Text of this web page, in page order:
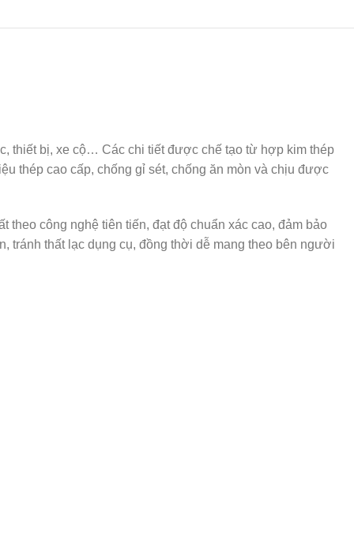
thiết bị, xe cộ… Các chi tiết được chế tạo từ hợp kim thép
thép cao cấp, chống gỉ sét, chống ăn mòn và chịu được
theo công nghệ tiên tiến, đạt độ chuẩn xác cao, đảm bảo
tránh thất lạc dụng cụ, đồng thời dễ mang theo bên người